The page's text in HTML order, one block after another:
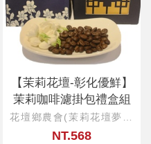
【茉莉花壇-彰化優鮮】
茉莉咖啡濾掛包禮盒組
花壇鄉農會(茉莉花壇夢想
館)
NT.568